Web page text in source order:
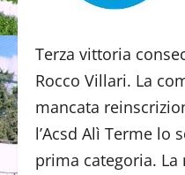
Terza vittoria
Rocco Villari. La
mancata
l’Acsd Alì Terme
prima categoria.